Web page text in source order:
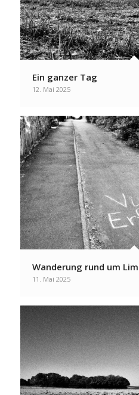
Ein ganzer Tag
12. Mai 2025
Wanderung rund um
11. Mai 2025